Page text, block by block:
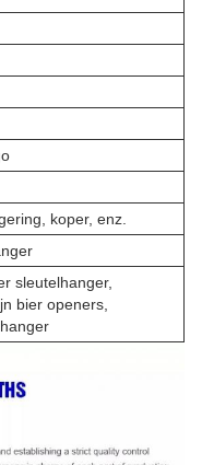
koper, enz.
sleutelhanger,
bier openers,